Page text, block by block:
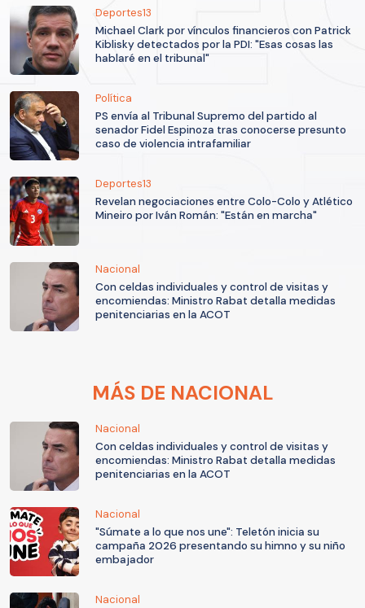
Deportes13
Michael Clark por vínculos financieros con Patrick
Kiblisky detectados por la PDI: "Esas cosas las
hablaré en el tribunal"
Política
PS envía al Tribunal Supremo del partido al
senador Fidel Espinoza tras conocerse presunto
caso de violencia intrafamiliar
Deportes13
Revelan negociaciones entre Colo-Colo y Atlético
Mineiro por Iván Román: "Están en marcha"
Nacional
Con celdas individuales y control de visitas y
encomiendas: Ministro Rabat detalla medidas
penitenciarias en la ACOT
MÁS DE NACIONAL
Nacional
Con celdas individuales y control de visitas y
encomiendas: Ministro Rabat detalla medidas
penitenciarias en la ACOT
Nacional
"Súmate a lo que nos une": Teletón inicia su
campaña 2026 presentando su himno y su niño
embajador
Nacional